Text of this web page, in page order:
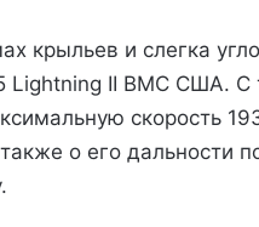
крыльев и слегка
II ВМС США. С
скорость
о его дальности